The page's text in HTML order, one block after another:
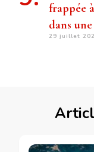
frappée
dans
29 juillet